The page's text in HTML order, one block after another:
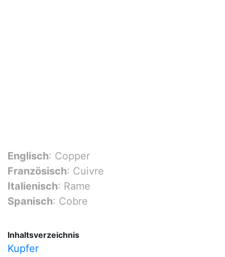
Englisch: Copper
Französisch: Cuivre
Italienisch: Rame
Spanisch: Cobre
Inhaltsverzeichnis
Kupfer